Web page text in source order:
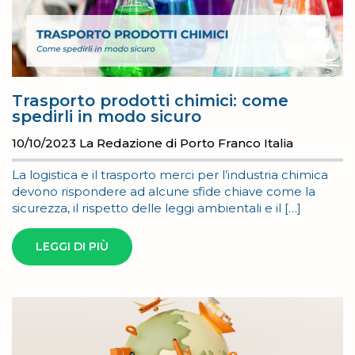
Trasporto prodotti chimici: come
spedirli in modo sicuro
10/10/2023 La Redazione di Porto Franco Italia
La logistica e il trasporto merci per l’industria chimica
devono rispondere ad alcune sfide chiave come la
sicurezza, il rispetto delle leggi ambientali e il […]
LEGGI DI PIÙ